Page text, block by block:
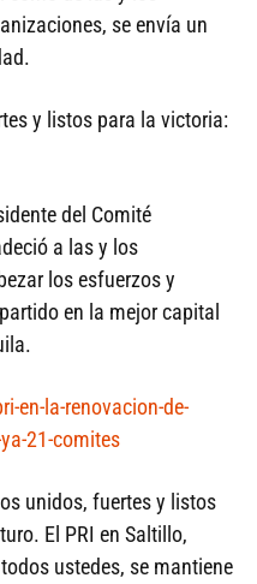
se envía un
y listos para la victoria:
del Comité
a las y los
los esfuerzos y
en la mejor capital
en-la-renovacion-de-
21-comites
unidos, fuertes y listos
El PRI en Saltillo,
ustedes, se mantiene